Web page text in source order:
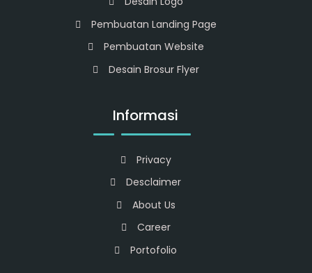
Pembuatan Landing Page
Pembuatan Website
Desain Brosur Flyer
Informasi
Privacy
Desclaimer
About Us
Career
Portofolio